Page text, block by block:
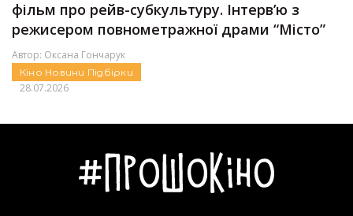
фільм про рейв-субкультуру. Інтервʼю з
режисером повнометражної драми “Місто”
Автор: Оксана Гончарук
Кіно Новини Підбірки
28.07.2026